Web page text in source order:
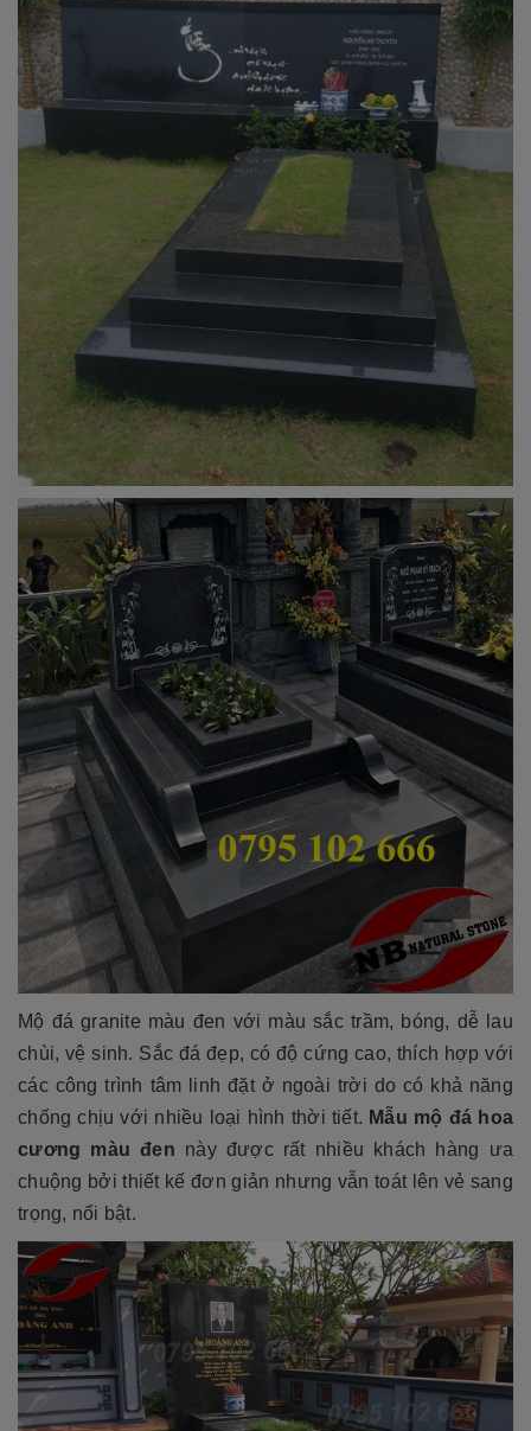
Mộ đá granite màu đen với màu sắc trầm, bóng, dễ lau
chùi, vệ sinh. Sắc đá đẹp, có độ cứng cao, thích hợp với
các công trình tâm linh đặt ở ngoài trời do có khả năng
chống chịu với nhiều loại hình thời tiết. Mẫu mộ đá hoa
cương màu đen này được rất nhiều khách hàng ưa
chuộng bởi thiết kế đơn giản nhưng vẫn toát lên vẻ sang
trọng, nổi bật.